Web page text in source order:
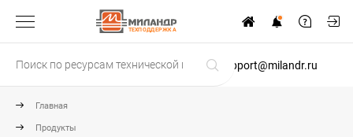
ТЕХПОДДЕРЖКА
support@milandr.ru
Главная
Продукты